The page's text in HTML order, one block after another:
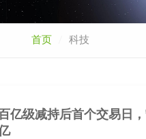
首页 科技
亿级减持后首个交易日